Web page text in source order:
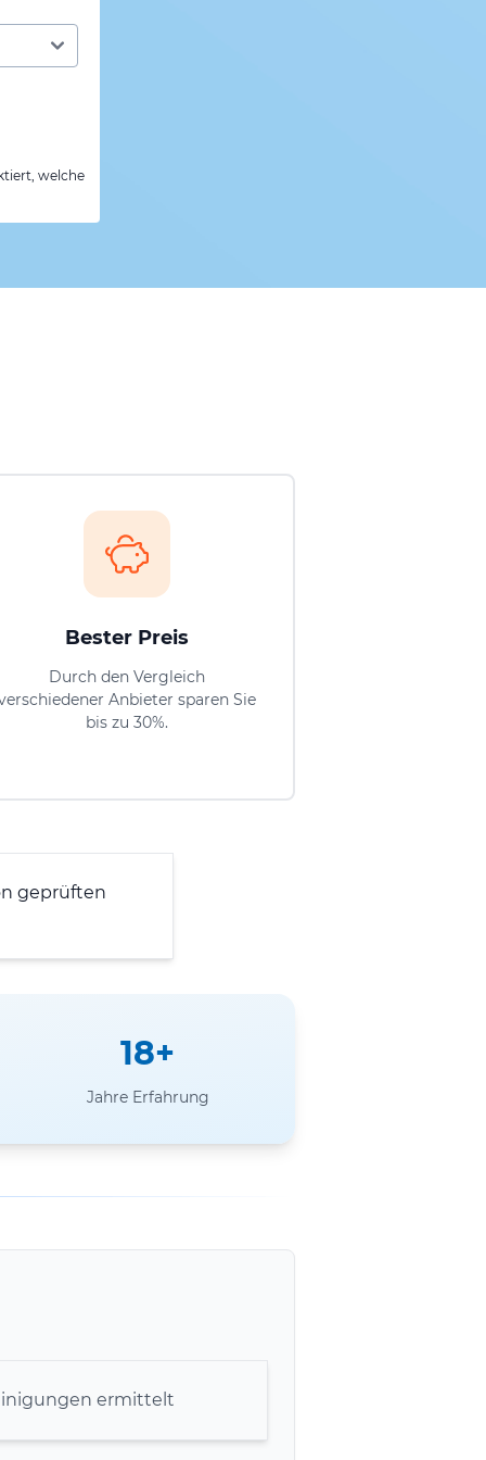
welche
Bester Preis
Durch den Vergleich
Anbieter sparen Sie
bis zu 30%.
geprüften
18+
Jahre Erfahrung
ermittelt